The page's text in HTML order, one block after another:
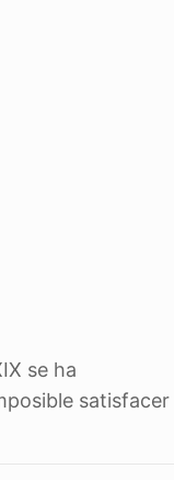
se ha
satisfacer